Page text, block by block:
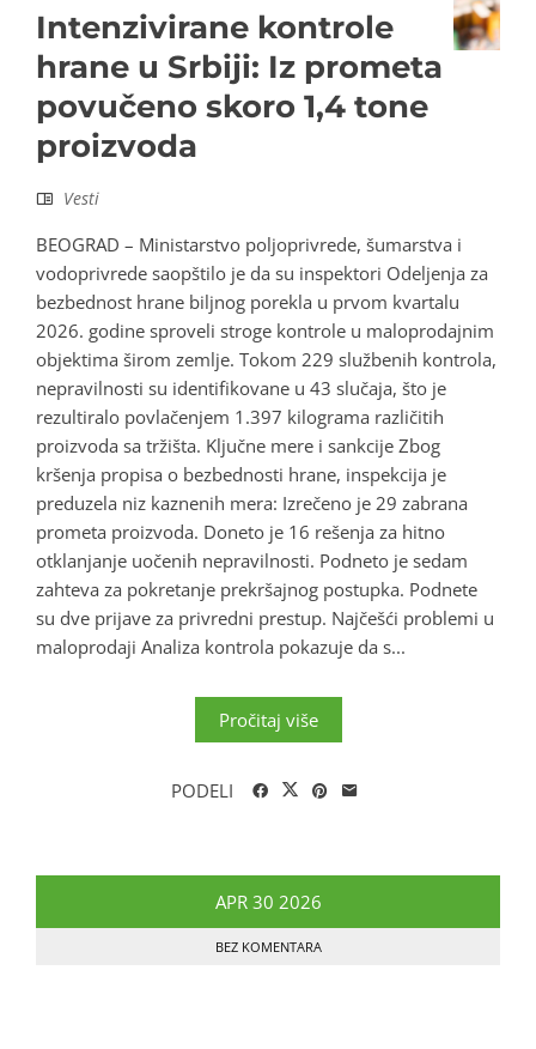
Intenzivirane kontrole
hrane u Srbiji: Iz prometa
povučeno skoro 1,4 tone
proizvoda
Vesti
BEOGRAD – Ministarstvo poljoprivrede, šumarstva i
vodoprivrede saopštilo je da su inspektori Odeljenja za
bezbednost hrane biljnog porekla u prvom kvartalu
2026. godine sproveli stroge kontrole u maloprodajnim
objektima širom zemlje. Tokom 229 službenih kontrola,
nepravilnosti su identifikovane u 43 slučaja, što je
rezultiralo povlačenjem 1.397 kilograma različitih
proizvoda sa tržišta. Ključne mere i sankcije Zbog
kršenja propisa o bezbednosti hrane, inspekcija je
preduzela niz kaznenih mera: Izrečeno je 29 zabrana
prometa proizvoda. Doneto je 16 rešenja za hitno
otklanjanje uočenih nepravilnosti. Podneto je sedam
zahteva za pokretanje prekršajnog postupka. Podnete
su dve prijave za privredni prestup. Najčešći problemi u
maloprodaji Analiza kontrola pokazuje da s...
Pročitaj više
PODELI
APR 30 2026
BEZ KOMENTARA